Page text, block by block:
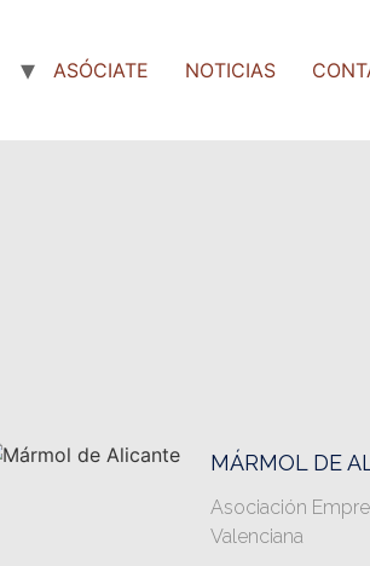
ASÓCIATE NOTICIAS
MÁRMOL DE
Asociación
Valenciana